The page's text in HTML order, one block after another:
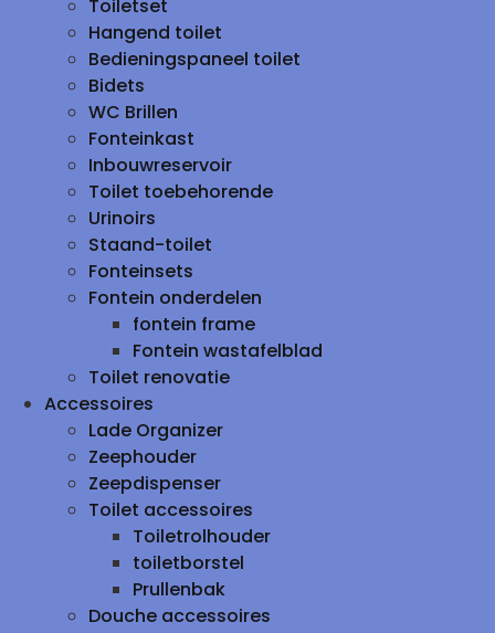
Toiletset
Hangend toilet
Bedieningspaneel toilet
Bidets
WC Brillen
Fonteinkast
Inbouwreservoir
Toilet toebehorende
Urinoirs
Staand-toilet
Fonteinsets
Fontein onderdelen
fontein frame
Fontein wastafelblad
Toilet renovatie
Accessoires
Lade Organizer
Zeephouder
Zeepdispenser
Toilet accessoires
Toiletrolhouder
toiletborstel
Prullenbak
Douche accessoires